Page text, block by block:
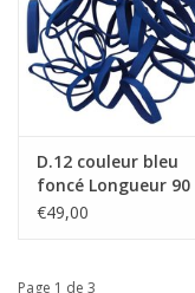
D.12 couleur bleu
foncé Longueur 90
mm, Largeur 10 mm
€49,00
Page 1 de 3